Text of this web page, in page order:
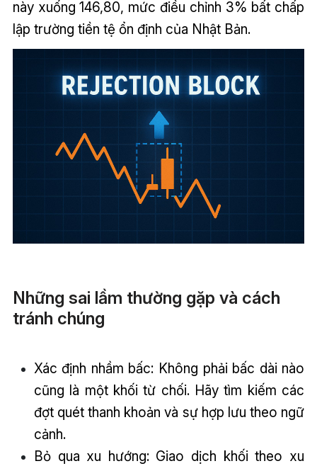
này xuống 146,80, mức điều chỉnh 3% bất chấp
lập trường tiền tệ ổn định của Nhật Bản.
Những sai lầm thường gặp và cách
tránh chúng
Xác định nhầm bấc: Không phải bấc dài nào
cũng là một khối từ chối. Hãy tìm kiếm các
đợt quét thanh khoản và sự hợp lưu theo ngữ
cảnh.
Bỏ qua xu hướng: Giao dịch khối theo xu